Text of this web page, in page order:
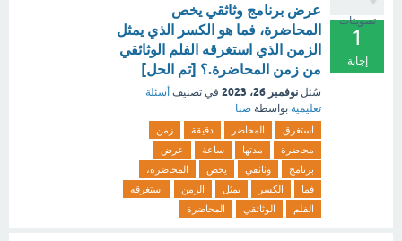
تصويتات
1
إجابة
عرض برنامج وثاثقي يخص
المحاضرة، فما هو الكسر الذي يمثل
الزمن الذي استغرقه الفلم الوثائقي
من زمن المحاضرة.؟ [تم الحل]
سُئل نوفمبر 26، 2023 في تصنيف أسئلة
تعليمية بواسطة صبا
استغرق المحاضر دقيقة
زمن
محاضرة
مدتها ساعة
عرض
برنامج
وثاثقي يخص
المحاضرة،
فما
الكسر يمثل الزمن
استغرقه
الفلم
الوثائقي المحاضرة